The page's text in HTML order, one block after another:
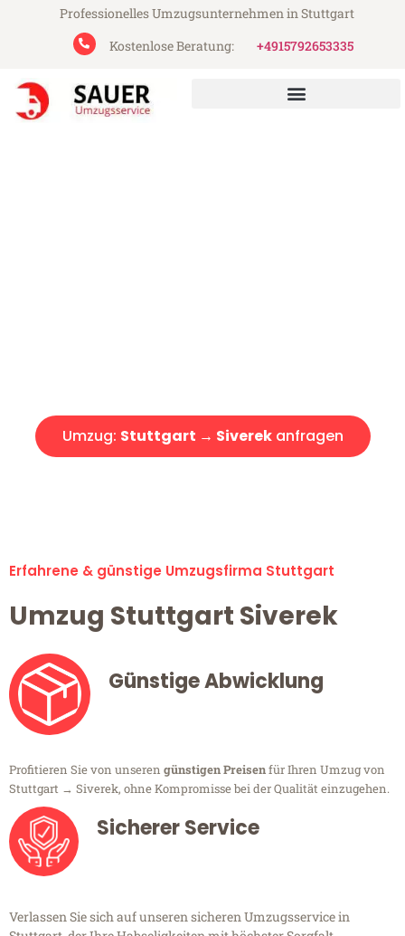
Professionelles Umzugsunternehmen in Stuttgart
Kostenlose Beratung:
+4915792653335
Umzug: Stuttgart → Siverekanfragen
Erfahrene & günstige Umzugsfirma Stuttgart
Umzug Stuttgart Siverek
Günstige Abwicklung
Profitieren Sie von unseren günstigen Preisenfür Ihren Umzug von
Stuttgart → Siverek, ohne Kompromisse bei der Qualität einzugehen.
Sicherer Service
Verlassen Sie sich auf unseren sicheren Umzugsservice in